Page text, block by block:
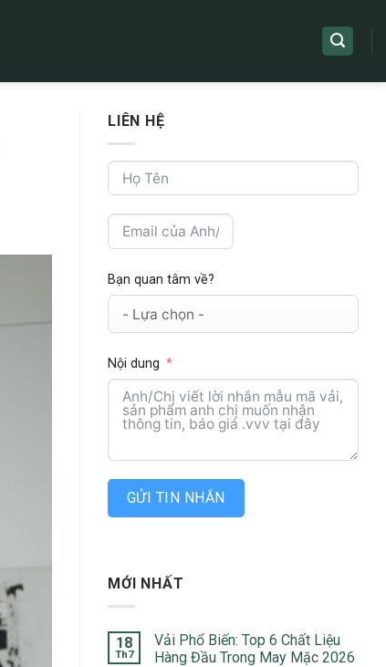
LIÊN HỆ
Bạn quan tâm về?
Nội dung
GỬI TIN NHẮN
MỚI NHẤT
18
Th7
Vải Phổ Biến: Top 6 Chất Liệu
Hàng Đầu Trong May Mặc 2026